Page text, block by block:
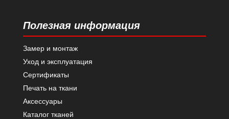
Полезная информация
Замер и монтаж
Уход и эксплуатация
Сертификаты
Печать на ткани
Аксессуары
Каталог тканей